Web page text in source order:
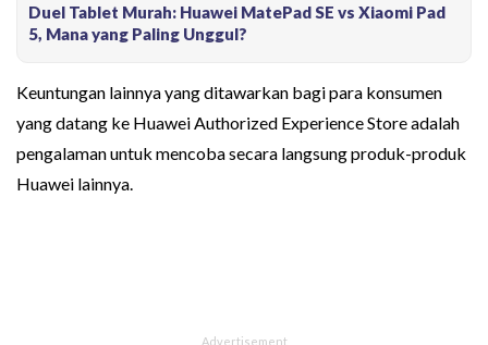
Duel Tablet Murah: Huawei MatePad SE vs Xiaomi Pad
5, Mana yang Paling Unggul?
Keuntungan lainnya yang ditawarkan bagi para konsumen
yang datang ke Huawei Authorized Experience Store adalah
pengalaman untuk mencoba secara langsung produk-produk
Huawei lainnya.